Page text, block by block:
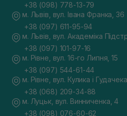
+38 (098) 778-13-79
м. Львів, вул. Івана Франка, 36
+38 (097) 611-95-94
м. Львів, вул. Академіка
+38 (097) 101-97-16
м. Рівне, вул. 16-го Липня, 15
+38 (097) 544-61-44
м. Рівне, вул. Кулика і
+38 (068) 209-34-88
м. Луцьк, вул. Винниченка, 4
+38 (098) 076-60-62